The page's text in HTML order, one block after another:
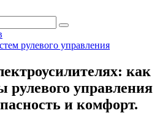
рулевого управления
как
рулевого управления
и комфорт.